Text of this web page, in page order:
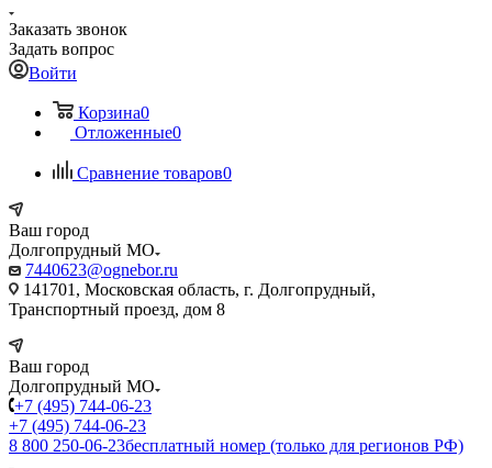
Заказать звонок
Задать вопрос
Войти
Корзина0
Отложенные0
Сравнение товаров0
Ваш город
Долгопрудный МО
7440623@ognebor.ru
141701, Московская область, г. Долгопрудный,
Транспортный проезд, дом 8
Ваш город
Долгопрудный МО
+7 (495) 744-06-23
+7 (495) 744-06-23
8 800 250-06-23бесплатный номер (только для регионов РФ)